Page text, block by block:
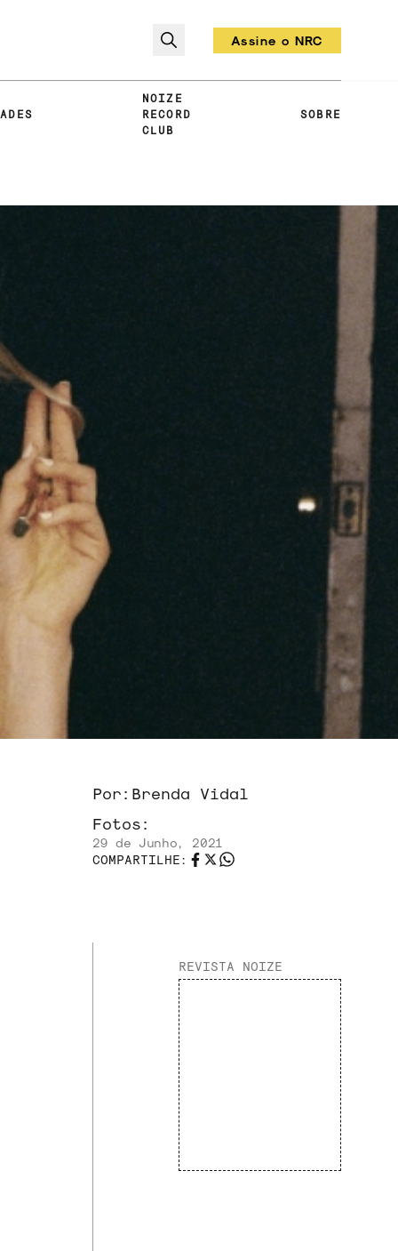
Assine o NRC
NOIZE
RECORD
CLUB
SOBRE
Por: Brenda Vidal
Fotos:
29 de Junho, 2021
COMPARTILHE:
REVISTA NOIZE